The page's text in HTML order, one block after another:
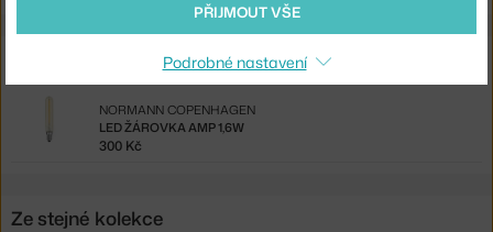
Související produkty
LED ŽÁROVKA AMP 1,6W
NORMANN COPENHAGEN
300 Kč
Ze stejné kolekce
PŘIJMOUT VŠE
Podrobné nastavení